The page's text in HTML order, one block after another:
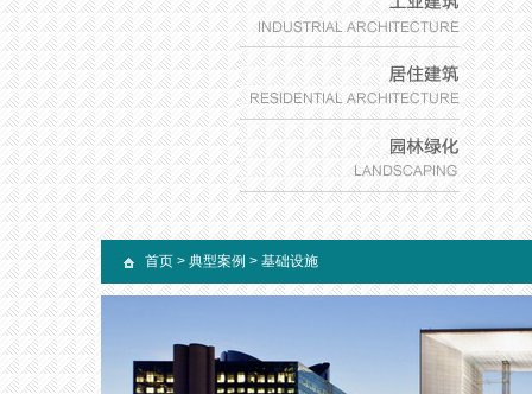
首页 > 典型案例 > 基础设施